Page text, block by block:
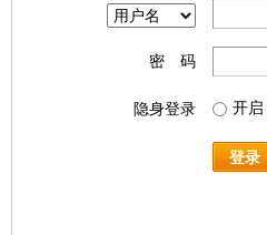
密 码
隐身登录 开启
登录